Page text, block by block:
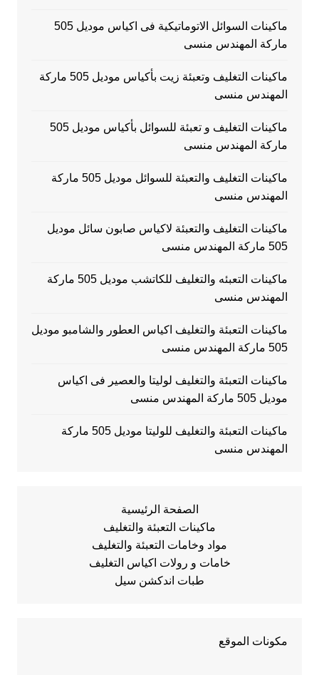
ماكينات السوائل الاتوماتيكية فى اكياس موديل 505
ماركة المهندس منسى
ماكينات التغليف وتعبئة زيت بأكياس موديل 505 ماركة
المهندس منسى
ماكينات التغليف و تعبئة للسوائل بأكياس موديل 505
ماركة المهندس منسى
ماكينات التغليف والتعبئة للسوائل موديل 505 ماركة
المهندس منسى
ماكينات التغليف والتعبئة لاكياس صابون سائل موديل
505 ماركة المهندس منسى
ماكينات التعبئه والتغليف للكاتشب موديل 505 ماركة
المهندس منسى
ماكينات التعبئة والتغليف اكياس العطور والشامبو موديل
505 ماركة المهندس منسى
ماكينات التعبئة والتغليف لوليتا والعصير فى اكياس
موديل 505 ماركة المهندس منسى
ماكينات التعبئة والتغليف للوليتا موديل 505 ماركة
المهندس منسى
الصفحة الرئيسية
ماكينات التعبئة والتغليف
مواد وخامات التعبئة والتغليف
خامات و رولات اكياس التغليف
طبات اندكشن سيل
مكونات الموقع